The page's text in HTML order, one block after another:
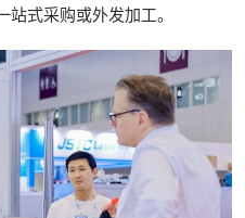
式采购或外发加工。